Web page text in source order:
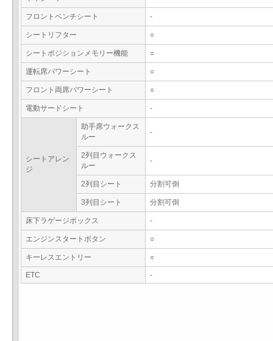
フロントベンチシート -
シートリフター ○
シートポジションメモリー機能 ○
運転席パワーシート ○
フロント両席パワーシート ○
電動サードシート -
シートアレン
ジ
助手席ウォークス
ルー
-
2列目ウォークス
ルー
-
2列目シート 分割可倒
3列目シート 分割可倒
床下ラゲージボックス -
エンジンスタートボタン ○
キーレスエントリー ○
ETC -